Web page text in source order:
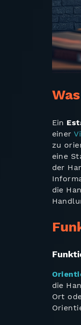
Ein
einer
zu
eine
der
die
die
Ort